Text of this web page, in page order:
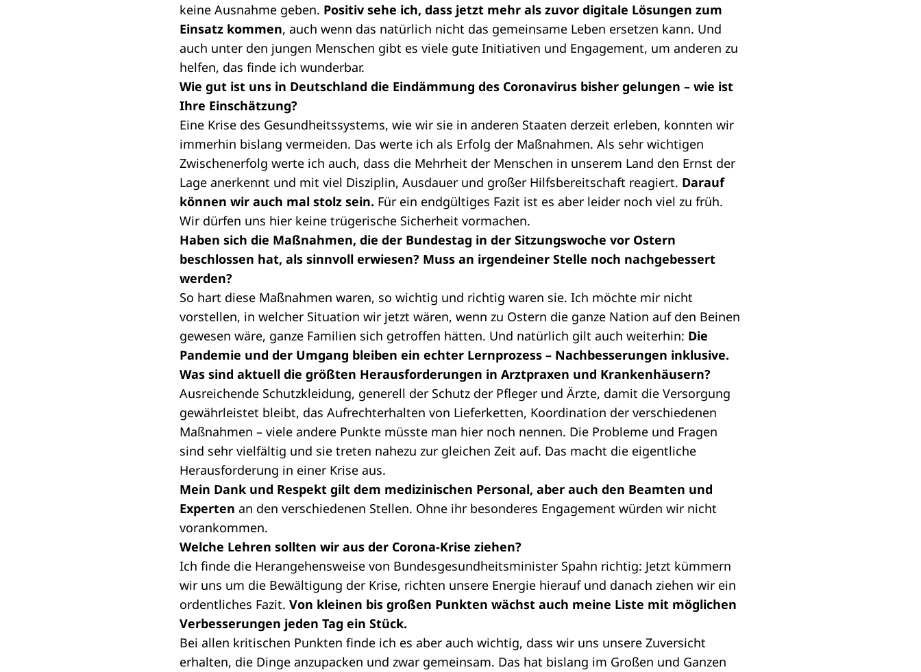
keine Ausnahme geben. Positiv sehe ich, dass jetzt mehr als zuvor digitale Lösungen zum
Einsatz kommen, auch wenn das natürlich nicht das gemeinsame Leben ersetzen kann. Und
auch unter den jungen Menschen gibt es viele gute Initiativen und Engagement, um anderen zu
helfen, das finde ich wunderbar.
Wie gut ist uns in Deutschland die Eindämmung des Coronavirus bisher gelungen – wie ist
Ihre Einschätzung?
Eine Krise des Gesundheitssystems, wie wir sie in anderen Staaten derzeit erleben, konnten wir
immerhin bislang vermeiden. Das werte ich als Erfolg der Maßnahmen. Als sehr wichtigen
Zwischenerfolg werte ich auch, dass die Mehrheit der Menschen in unserem Land den Ernst der
Lage anerkennt und mit viel Disziplin, Ausdauer und großer Hilfsbereitschaft reagiert. Darauf
können wir auch mal stolz sein. Für ein endgültiges Fazit ist es aber leider noch viel zu früh.
Wir dürfen uns hier keine trügerische Sicherheit vormachen.
Haben sich die Maßnahmen, die der Bundestag in der Sitzungswoche vor Ostern
beschlossen hat, als sinnvoll erwiesen? Muss an irgendeiner Stelle noch nachgebessert
werden?
So hart diese Maßnahmen waren, so wichtig und richtig waren sie. Ich möchte mir nicht
vorstellen, in welcher Situation wir jetzt wären, wenn zu Ostern die ganze Nation auf den Beinen
gewesen wäre, ganze Familien sich getroffen hätten. Und natürlich gilt auch weiterhin: Die
Pandemie und der Umgang bleiben ein echter Lernprozess – Nachbesserungen inklusive.
Was sind aktuell die größten Herausforderungen in Arztpraxen und Krankenhäusern?
Ausreichende Schutzkleidung, generell der Schutz der Pfleger und Ärzte, damit die Versorgung
gewährleistet bleibt, das Aufrechterhalten von Lieferketten, Koordination der verschiedenen
Maßnahmen – viele andere Punkte müsste man hier noch nennen. Die Probleme und Fragen
sind sehr vielfältig und sie treten nahezu zur gleichen Zeit auf. Das macht die eigentliche
Herausforderung in einer Krise aus.
Mein Dank und Respekt gilt dem medizinischen Personal, aber auch den Beamten und
Experten an den verschiedenen Stellen. Ohne ihr besonderes Engagement würden wir nicht
vorankommen.
Welche Lehren sollten wir aus der Corona-Krise ziehen?
Ich finde die Herangehensweise von Bundesgesundheitsminister Spahn richtig: Jetzt kümmern
wir uns um die Bewältigung der Krise, richten unsere Energie hierauf und danach ziehen wir ein
ordentliches Fazit. Von kleinen bis großen Punkten wächst auch meine Liste mit möglichen
Verbesserungen jeden Tag ein Stück.
Bei allen kritischen Punkten finde ich es aber auch wichtig, dass wir uns unsere Zuversicht
erhalten, die Dinge anzupacken und zwar gemeinsam. Das hat bislang im Großen und Ganzen